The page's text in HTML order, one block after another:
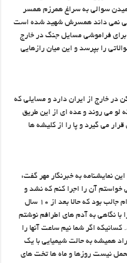
سوالی به سراغ همرزم همسر
نمی داند همسرش شهید شده است
برای فراموشی مسایل جنگ در خارج
را بپرسد و این میان رازهایی
در خارج از ایران دارد و مسایلی که
لو می روند و عده ای از این طریق
می گیرد و پا را از کلیشه ها
نمایشنامه به خبرنگار مهر گفت:
سال ۸۳ نوشتم. زمانی خواستم آن را اجرا کنم که نشد و
حالا با یک بازنویسی دوباره اجرا کردم و برام جالب بود که حالا بعد از ۱۰ سال
نگاهی به آدم های اطرافم نوشتم
اگر شما نیم ساعت آنها را
همیشه به حالت شیمیایی با یک
نیست روزها و ماه ها تخت های